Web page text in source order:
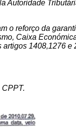
Autoridade
o reforço da
Caixa
1408,1276 e
CPPT.